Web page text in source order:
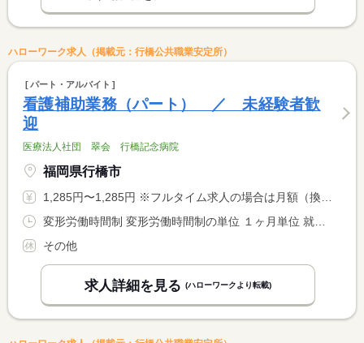
ハローワーク求人（掲載元：行橋公共職業安定所）
パート・アルバイト
看護補助業務（パート） ／ 未経験者歓
迎
医療法人社団 翠会 行橋記念病院
福岡県行橋市
1,285円〜1,285円 ※フルタイム求人の場合は月額（換算額）、パート求人の場合は時間額を表示しています。
その他
求人詳細を見る (ハローワークより転載)